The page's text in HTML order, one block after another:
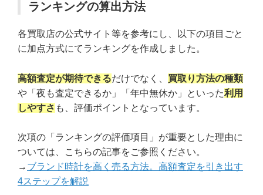
ランキングの算出方法
各買取店の公式サイト等を参考にし、以下の項目ごと
に加点方式にてランキングを作成しました。
高額査定が期待できるだけでなく、 買取り方法の種類
や「夜も査定できるか」「年中無休か」といった利用
しやすさ も、評価ポイントとなっています。
次項の「ランキングの評価項目」が重要とした理由に
ついては、こちらの記事をご参照ください。
→ ブランド時計を高く売る方法。高額査定を引き出す
4ステップを解説